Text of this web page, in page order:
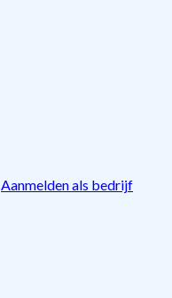
Aanmelden als bedrijf